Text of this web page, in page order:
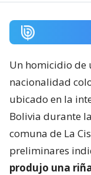
Un homicidio de
nacionalidad
ubicado en la
Bolivia durante
comuna de La
preliminares
produjo una